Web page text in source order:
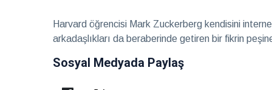
Ayntab:
Bir
fazlası
28 Temmuz
Sanat
Harvard öğrencisi Mark Zuckerberg kendisini
arkadaşlıkları da beraberinde getiren bir fikrin
Sosyal Medyada Paylaş